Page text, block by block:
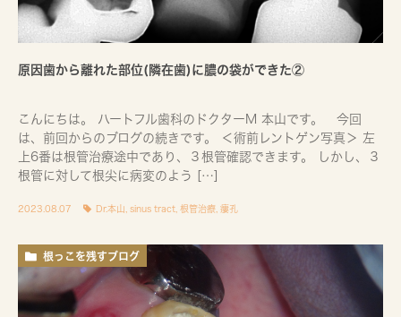
原因歯から離れた部位(隣在歯)に膿の袋ができた②
こんにちは。 ハートフル歯科のドクターM 本山です。 今回
は、前回からのブログの続きです。 ＜術前レントゲン写真＞ 左
上6番は根管治療途中であり、３根管確認できます。 しかし、３
根管に対して根尖に病変のよう […]
2023.08.07 Dr.本山 sinus tract 根管治療 瘻孔
根っこを残すブログ